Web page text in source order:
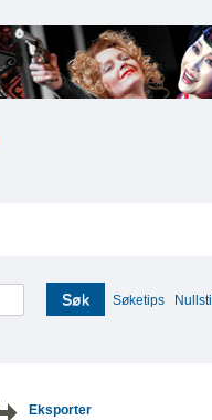
Søk Søketips Nullstill
Eksporter